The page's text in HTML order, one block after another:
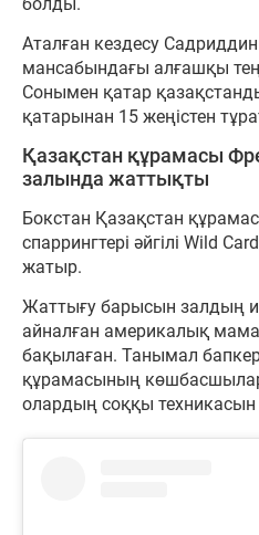
Аталған кездесу
мансабындағы алғашқы тең
Сонымен қатар
қатарынан 15 жеңістен
Қазақстан құрамасы
залында жаттықты
Бокстан Қазақстан
спаррингтері әйгілі Wild
жатыр.
Жаттығу барысын залдың
айналған америкалық
бақылаған. Танымал
құрамасының
олардың соққы техникасын